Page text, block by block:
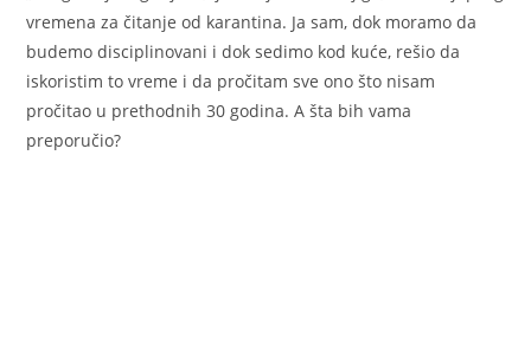
vremena za čitanje od karantina. Ja sam, dok moramo da
budemo disciplinovani i dok sedimo kod kuće, rešio da
iskoristim to vreme i da pročitam sve ono što nisam
pročitao u prethodnih 30 godina. A šta bih vama
preporučio?